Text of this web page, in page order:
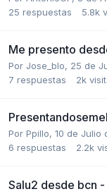
25 respuestas 5.8k
Me presento
Por Jose_blo, 25 de
7 respuestas 2k
Por Ppillo, 10 de Julio
6 respuestas 2.2k
Salu2 desde bcn